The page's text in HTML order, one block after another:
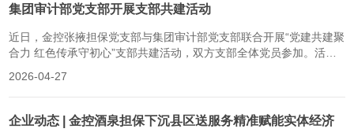
集团审计部党支部开展支部共建活动
近日，金控张掖担保党支部与集团审计部党支部联合开展“党建共建聚
合力 红色传承守初心”支部共建活动，双方支部全体党员参加。活动
的重要论述，筑牢思想基础。随后，大家前往肃南县石窝会议纪念
馆，在烈士纪念碑前深切缅怀革命先烈，认真聆听红西路军转战祁连
山的悲壮历程，通过历史实物与...
2026-04-27
企业动态 | 金控酒泉担保下沉县区送服务精准赋能实体经济